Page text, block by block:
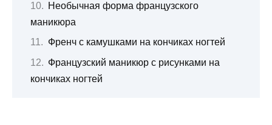
Необычная форма французского
маникюра
Френч с камушками на кончиках ногтей
Французский маникюр с рисунками на
кончиках ногтей